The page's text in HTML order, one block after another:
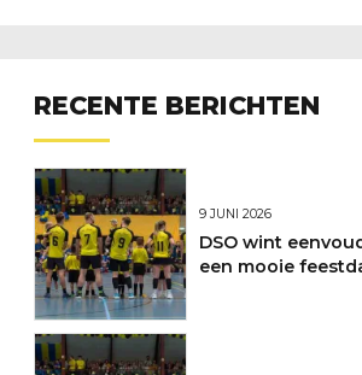
RECENTE BERICHTEN
9 JUNI 2026
DSO wint
een mooie